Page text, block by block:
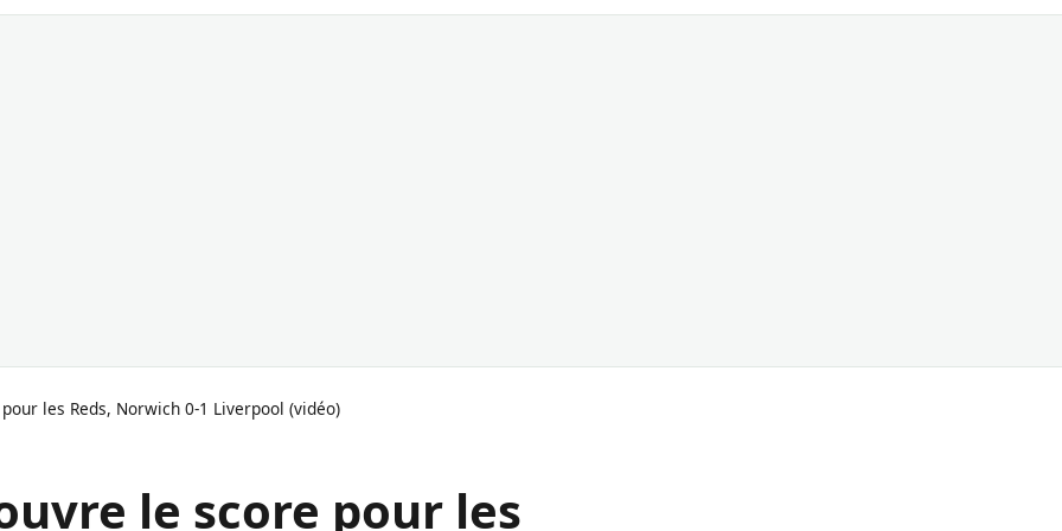
les Reds, Norwich 0-1 Liverpool (vidéo)
le score pour les